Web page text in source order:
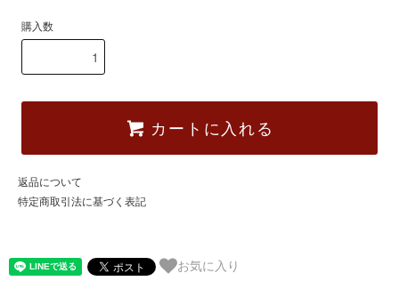
購入数
カートに入れる
返品について
特定商取引法に基づく表記
お気に入り